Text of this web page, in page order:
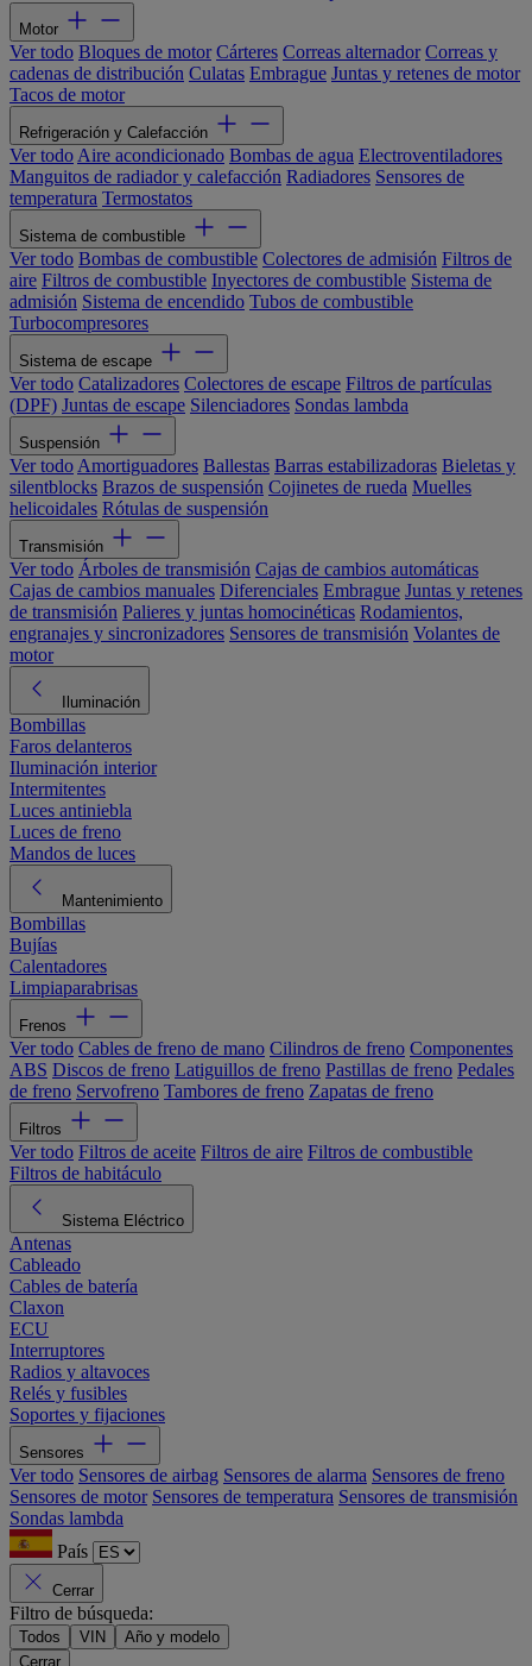
Motor
Ver todo Bloques de motor Cárteres Correas alternador Correas y
cadenas de distribución Culatas Embrague Juntas y retenes de motor
Tacos de motor
Refrigeración y Calefacción
Ver todo Aire acondicionado Bombas de agua Electroventiladores
Manguitos de radiador y calefacción Radiadores Sensores de
temperatura Termostatos
Sistema de combustible
Ver todo Bombas de combustible Colectores de admisión Filtros de
aire Filtros de combustible Inyectores de combustible Sistema de
admisión Sistema de encendido Tubos de combustible
Turbocompresores
Sistema de escape
Ver todo Catalizadores Colectores de escape Filtros de partículas
(DPF) Juntas de escape Silenciadores Sondas lambda
Suspensión
Ver todo Amortiguadores Ballestas Barras estabilizadoras Bieletas y
silentblocks Brazos de suspensión Cojinetes de rueda Muelles
helicoidales Rótulas de suspensión
Transmisión
Ver todo Árboles de transmisión Cajas de cambios automáticas
Cajas de cambios manuales Diferenciales Embrague Juntas y retenes
de transmisión Palieres y juntas homocinéticas Rodamientos,
engranajes y sincronizadores Sensores de transmisión Volantes de
motor
Iluminación
Bombillas
Faros delanteros
Iluminación interior
Intermitentes
Luces antiniebla
Luces de freno
Mandos de luces
Mantenimiento
Bombillas
Bujías
Calentadores
Limpiaparabrisas
Frenos
Ver todo Cables de freno de mano Cilindros de freno Componentes
ABS Discos de freno Latiguillos de freno Pastillas de freno Pedales
de freno Servofreno Tambores de freno Zapatas de freno
Filtros
Ver todo Filtros de aceite Filtros de aire Filtros de combustible
Filtros de habitáculo
Sistema Eléctrico
Antenas
Cableado
Cables de batería
Claxon
ECU
Interruptores
Radios y altavoces
Relés y fusibles
Soportes y fijaciones
Sensores
Ver todo Sensores de airbag Sensores de alarma Sensores de freno
Sensores de motor Sensores de temperatura Sensores de transmisión
Sondas lambda
País
Cerrar
Filtro de búsqueda:
Todos VIN
Año y modelo
Cerrar